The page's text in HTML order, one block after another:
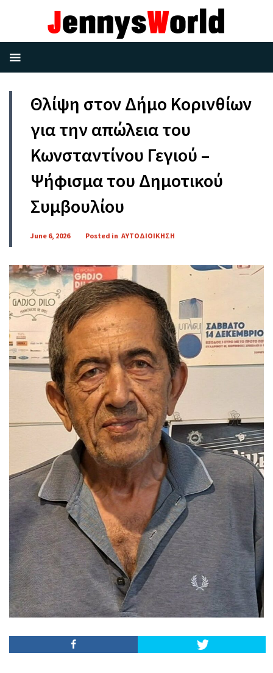
Θλίψη στον Δήμο Κορινθίων
για την απώλεια του
Κωνσταντίνου Γεγιού –
Ψήφισμα του Δημοτικού
Συμβουλίου
June 6, 2026 Posted in ΑΥΤΟΔΙΟΙΚΗΣΗ